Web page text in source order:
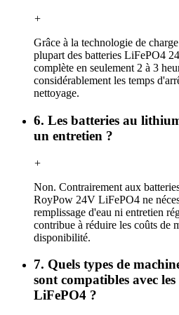
+
Grâce à la technologie de
plupart des batteries LiFePO4
complète en seulement 2 à 3
considérablement les temps
nettoyage.
6. Les batteries au
un entretien ?
+
Non. Contrairement aux
RoyPow 24V LiFePO4 ne
remplissage d'eau ni entretien
contribue à réduire les coûts de
disponibilité.
7. Quels types de
sont compatibles avec
LiFePO4 ?